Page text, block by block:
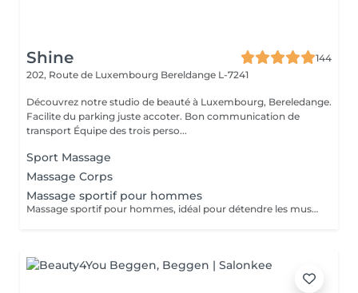
Shine
144
202, Route de Luxembourg Bereldange L-7241
Découvrez notre studio de beauté à Luxembourg, Bereledange.
Facilite du parking juste accoter. Bon communication de
transport Équipe des trois perso...
Sport Massage
Massage Corps
Massage sportif pour hommes
Massage sportif pour hommes, idéal pour détendre les muscles, améliorer la récupération et réduire les tensions. Recommandé après le sport, le travail physique ou en cas de fatigue musculaire.